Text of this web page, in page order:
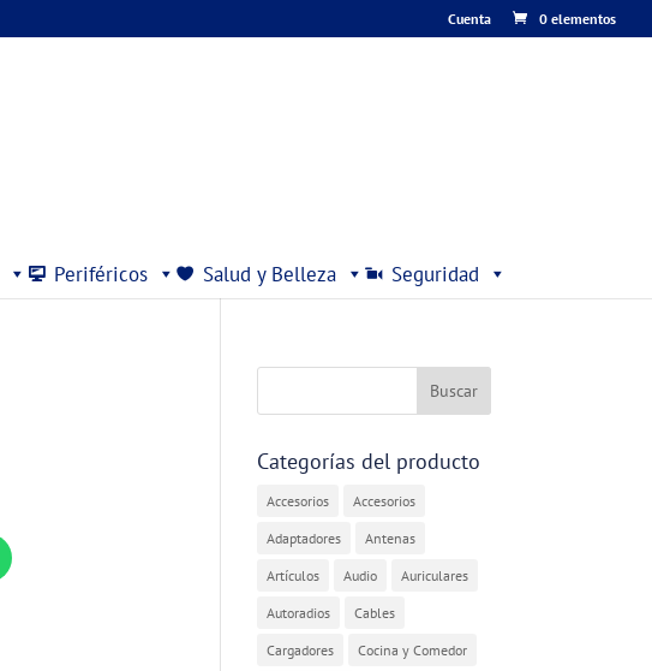
Cuenta 0 elementos
Periféricos Salud y Belleza Seguridad
Categorías del producto
Accesorios Accesorios
Adaptadores Antenas
Artículos Audio Auriculares
Autoradios Cables
Cargadores Cocina y Comedor